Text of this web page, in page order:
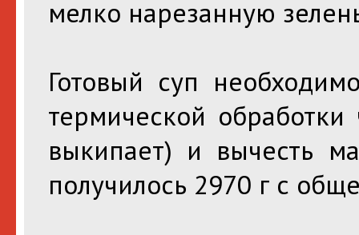
мелко нарезанную
Готовый суп
термической обработки
выкипает) и вычесть
получилось 2970 г с